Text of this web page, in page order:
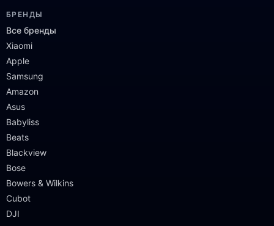
БРЕНДЫ
Все бренды
Xiaomi
Apple
Samsung
Amazon
Asus
Babyliss
Beats
Blackview
Bose
Bowers & Wilkins
Cubot
DJI